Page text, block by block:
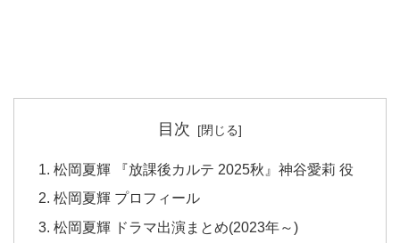
目次
松岡夏輝 『放課後カルテ 2025秋』神谷愛莉 役
松岡夏輝 プロフィール
松岡夏輝 ドラマ出演まとめ(2023年～)